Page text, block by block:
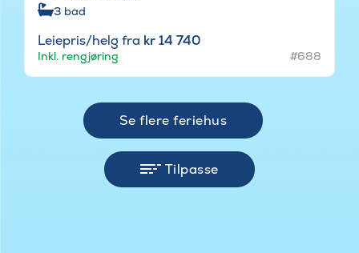
3 bad
Leiepris/helg fra kr 14 740
Inkl. rengjøring #688
Se flere feriehus
Tilpasse